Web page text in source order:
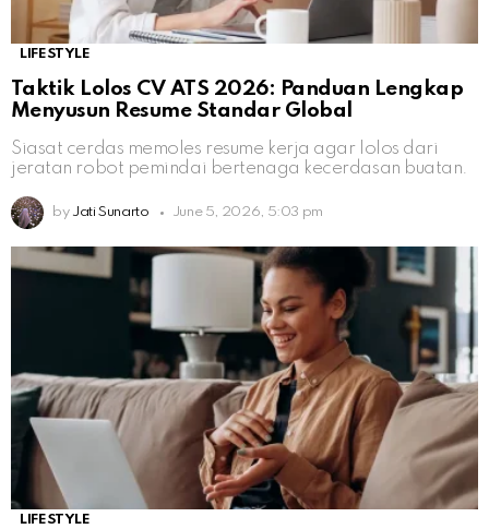
LIFESTYLE
Taktik Lolos CV ATS 2026: Panduan Lengkap
Menyusun Resume Standar Global
Siasat cerdas memoles resume kerja agar lolos dari
jeratan robot pemindai bertenaga kecerdasan buatan.
by Jati Sunarto June 5, 2026, 5:03 pm
LIFESTYLE